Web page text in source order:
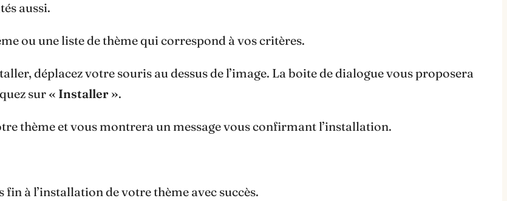
aussi.
ou une liste de thème qui correspond à vos critères.
déplacez votre souris au dessus de l’image. La boite de dialogue vous proposera
sur « Installer ».
thème et vous montrera un message vous confirmant l’installation.
fin à l’installation de votre thème avec succès.